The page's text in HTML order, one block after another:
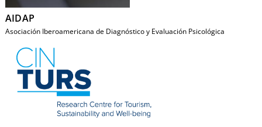
AIDAP
Asociación Iberoamericana de Diagnóstico y Evaluación Psicológica